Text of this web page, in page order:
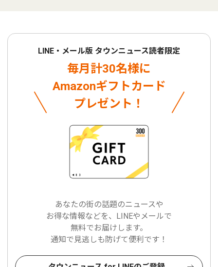
LINE・メール版 タウンニュース読者限定
毎月計30名様に
Amazonギフトカード
プレゼント！
あなたの街の話題のニュースや
お得な情報などを、LINEやメールで
無料でお届けします。
通知で見逃しも防げて便利です！